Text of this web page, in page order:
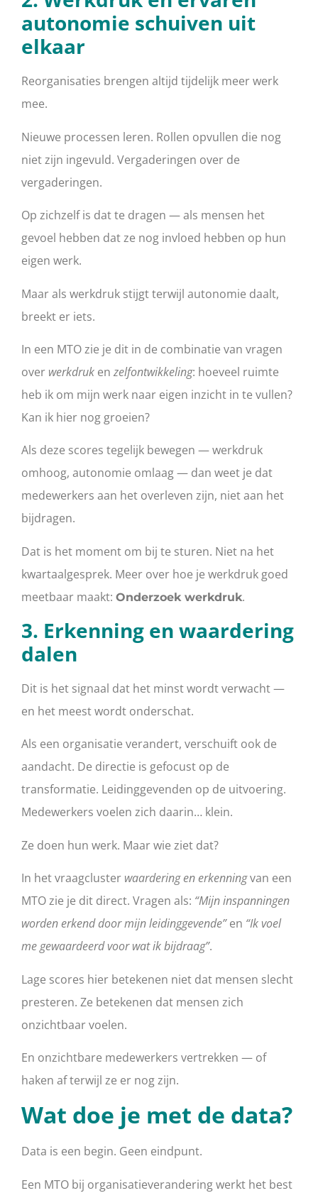
autonomie schuiven uit
elkaar
Reorganisaties brengen altijd tijdelijk meer werk
mee.
Nieuwe processen leren. Rollen opvullen die nog
niet zijn ingevuld. Vergaderingen over de
vergaderingen.
Op zichzelf is dat te dragen — als mensen het
gevoel hebben dat ze nog invloed hebben op hun
eigen werk.
Maar als werkdruk stijgt terwijl autonomie daalt,
breekt er iets.
In een MTO zie je dit in de combinatie van vragen
over werkdruk en zelfontwikkeling: hoeveel ruimte
heb ik om mijn werk naar eigen inzicht in te vullen?
Kan ik hier nog groeien?
Als deze scores tegelijk bewegen — werkdruk
omhoog, autonomie omlaag — dan weet je dat
medewerkers aan het overleven zijn, niet aan het
bijdragen.
Dat is het moment om bij te sturen. Niet na het
kwartaalgesprek. Meer over hoe je werkdruk goed
meetbaar maakt: Onderzoek werkdruk.
3. Erkenning en waardering
dalen
Dit is het signaal dat het minst wordt verwacht —
en het meest wordt onderschat.
Als een organisatie verandert, verschuift ook de
aandacht. De directie is gefocust op de
transformatie. Leidinggevenden op de uitvoering.
Medewerkers voelen zich daarin… klein.
Ze doen hun werk. Maar wie ziet dat?
In het vraagcluster waardering en erkenningvan een
MTO zie je dit direct. Vragen als: “Mijn inspanningen
worden erkend door mijn leidinggevende”en “Ik voel
me gewaardeerd voor wat ik bijdraag”.
Lage scores hier betekenen niet dat mensen slecht
presteren. Ze betekenen dat mensen zich
onzichtbaar voelen.
En onzichtbare medewerkers vertrekken — of
haken af terwijl ze er nog zijn.
Wat doe je met de data?
Data is een begin. Geen eindpunt.
Een MTO bij organisatieverandering werkt het best